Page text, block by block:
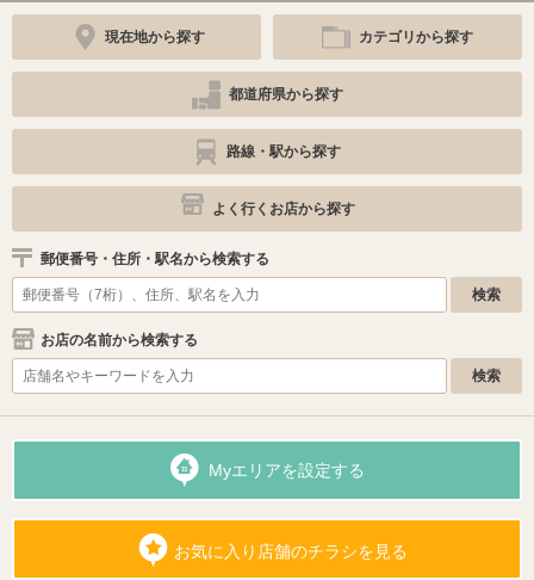
現在地から探す カテゴリから探す
都道府県から探す
路線・駅から探す
よく行くお店から探す
郵便番号・住所・駅名から検索する
お店の名前から検索する
Myエリアを設定する
お気に入り店舗のチラシを見る